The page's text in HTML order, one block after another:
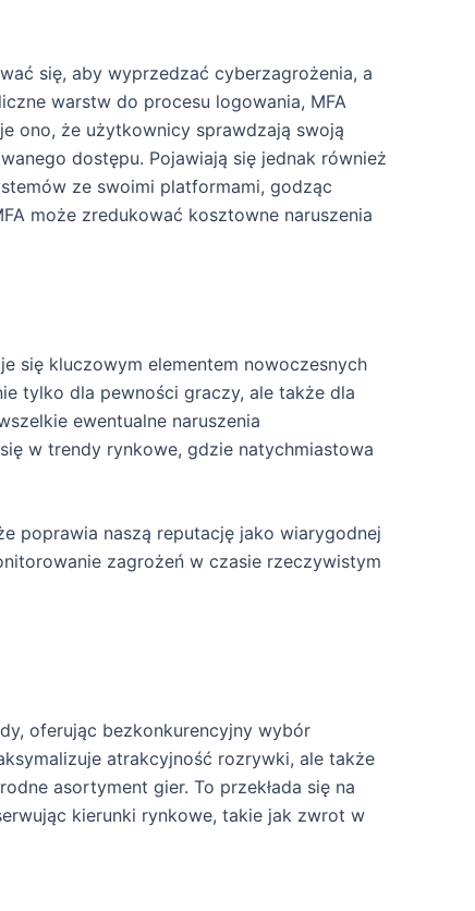
się, aby wyprzedzać cyberzagrożenia, a
warstw do procesu logowania, MFA
ono, że użytkownicy sprawdzają swoją
dostępu. Pojawiają się jednak również
ze swoimi platformami, godząc
może zredukować kosztowne naruszenia
się kluczowym elementem nowoczesnych
tylko dla pewności graczy, ale także dla
ewentualne naruszenia
w trendy rynkowe, gdzie natychmiastowa
poprawia naszą reputację jako wiarygodnej
zagrożeń w czasie rzeczywistym
oferując bezkonkurencyjny wybór
atrakcyjność rozrywki, ale także
asortyment gier. To przekłada się na
kierunki rynkowe, takie jak zwrot w